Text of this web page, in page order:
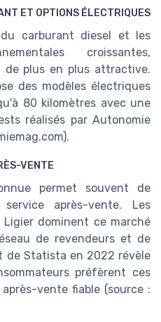
ET OPTIONS ÉLECTRIQUES
carburant diesel et les
croissantes,
de plus en plus attractive.
des modèles électriques
80 kilomètres avec une
réalisés par Autonomie
VENTE
permet souvent de
après-vente. Les
dominent ce marché
de revendeurs et de
de Statista en 2022 révèle
préfèrent ces
vente fiable (source :